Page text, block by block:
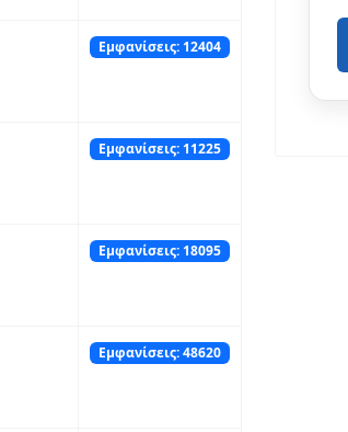
Εμφανίσεις: 12404
Εμφανίσεις: 11225
Εμφανίσεις: 18095
Εμφανίσεις: 48620